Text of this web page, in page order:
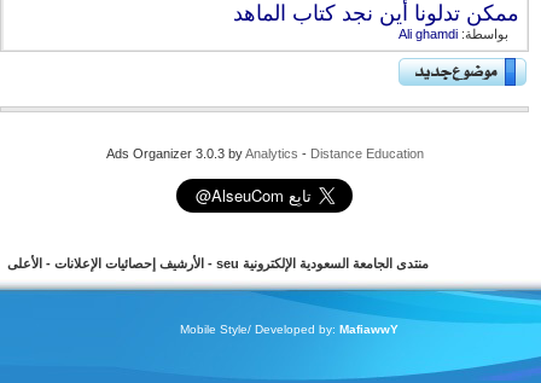
ممكن تدلونا أين نجد كتاب الماهد
بواسطة:Ali ghamdi
Ads Organizer 3.0.3 byAnalytics -Distance Education
منتدى الجامعة السعودية الإلكترونية seu - الأرشيف إحصائيات الإعلانات- الأعلى
Mobile Style/ Developed by:MafiawwY